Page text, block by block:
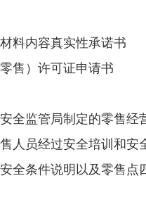
料内容真实性承诺书
售）许可证申请书
全监管局制定的零售经
人员经过安全培训和安
全条件说明以及零售点